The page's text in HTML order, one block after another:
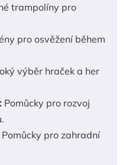
trampolíny pro
pro osvěžení během
výběr hraček a her
: Pomůcky pro rozvoj
Pomůcky pro zahradní